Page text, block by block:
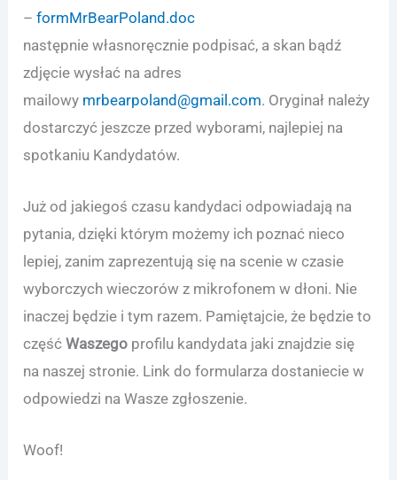
–formMrBearPoland.doc
następnie własnoręcznie podpisać, a skan bądź
zdjęcie wysłać na adres
mailowy mrbearpoland@gmail.com. Oryginał należy
dostarczyć jeszcze przed wyborami, najlepiej na
spotkaniu Kandydatów.
Już od jakiegoś czasu kandydaci odpowiadają na
pytania, dzięki którym możemy ich poznać nieco
lepiej, zanim zaprezentują się na scenie w czasie
wyborczych wieczorów z mikrofonem w dłoni. Nie
inaczej będzie i tym razem. Pamiętajcie, że będzie to
częśćWaszego profilu kandydata jaki znajdzie się
na naszej stronie. Link do formularza dostaniecie w
odpowiedzi na Wasze zgłoszenie.
Woof!